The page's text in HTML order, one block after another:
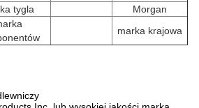
tygla
Morgan
marka krajowa